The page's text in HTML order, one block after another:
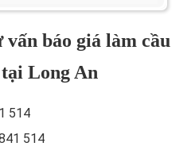
báo giá làm cầu
Long An
514
514